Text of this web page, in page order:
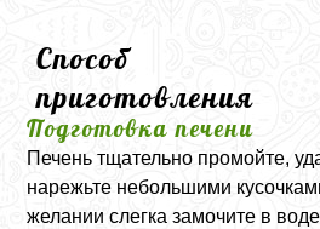
Способ
приготовления
Подготовка печени
Печень тщательно промойте,
нарежьте небольшими
желании слегка замочите в